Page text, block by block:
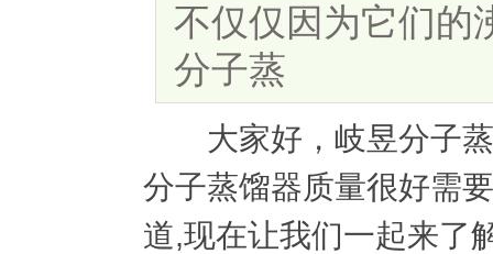
不仅仅因为它们的
分子蒸
大家好，岐昱分子蒸
分子蒸馏器质量很好需
道,现在让我们一起来了